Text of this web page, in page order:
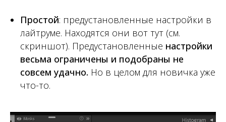
Простой: предустановленные настройки в
лайтруме. Находятся они вот тут (см.
скриншот). Предустановленные настройки
весьма ограничены и подобраны не
совсем удачно. Но в целом для новичка уже
что-то.